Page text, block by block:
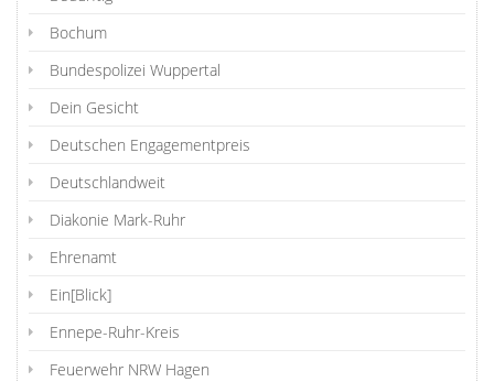
Bochum
Bundespolizei Wuppertal
Dein Gesicht
Deutschen Engagementpreis
Deutschlandweit
Diakonie Mark-Ruhr
Ehrenamt
Ein[Blick]
Ennepe-Ruhr-Kreis
Feuerwehr NRW Hagen